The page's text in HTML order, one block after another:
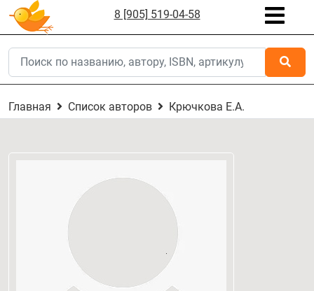
8 [905] 519-04-58
Главная Список авторов Крючкова Е.А.